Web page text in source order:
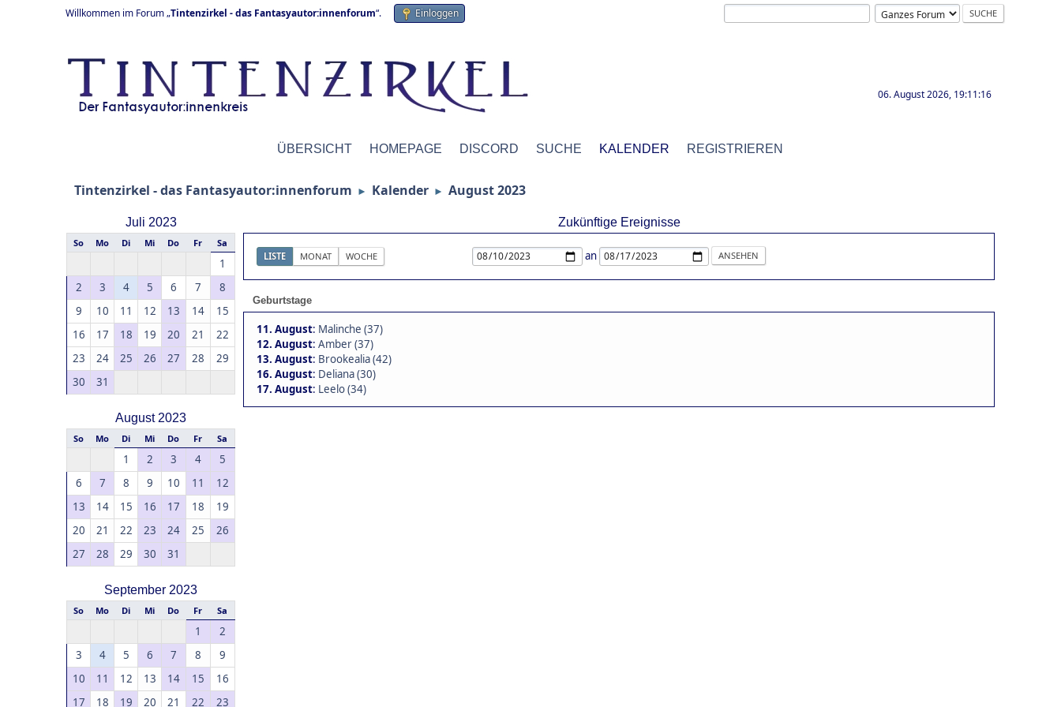
Willkommen im Forum „Tintenzirkel - das Fantasyautor:innenforum“. Einloggen
06. August 2026, 19:11:16
ÜBERSICHT HOMEPAGE DISCORD SUCHE KALENDER REGISTRIEREN
Tintenzirkel - das Fantasyautor:innenforum ► Kalender ► August 2023
Juli 2023
So Mo Di Mi Do Fr Sa
1
2
3 4 5 6 7
8
9
10 11 12 13 14
15
16
17 18 19 20 21
22
23
24 25 26 27 28
29
30
31
August 2023
So Mo Di Mi Do Fr Sa
1 2 3 4
5
6
7 8 9 10 11
12
13
14 15 16 17 18
19
20
21 22 23 24 25
26
27
28 29 30 31
September 2023
So Mo Di Mi Do Fr Sa
1
2
3
4 5 6 7 8
9
10
11 12 13 14 15
16
17
18 19 20 21 22 23
Zukünftige Ereignisse
LISTE MONAT WOCHE an
Geburtstage
11. August: Malinche (37)
12. August: Amber (37)
13. August: Brookealia (42)
16. August: Deliana (30)
17. August: Leelo (34)